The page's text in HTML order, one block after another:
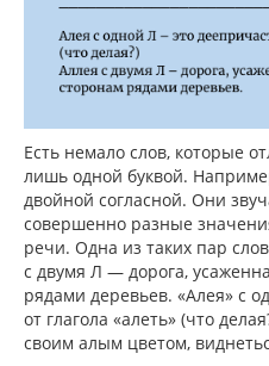
Есть немало слов, которые
лишь одной буквой.
двойной согласной. Они
совершенно разные
речи. Одна из таких пар
с двумя Л — дорога,
рядами деревьев. «Алея» с
от глагола «алеть» (что
своим алым цветом,